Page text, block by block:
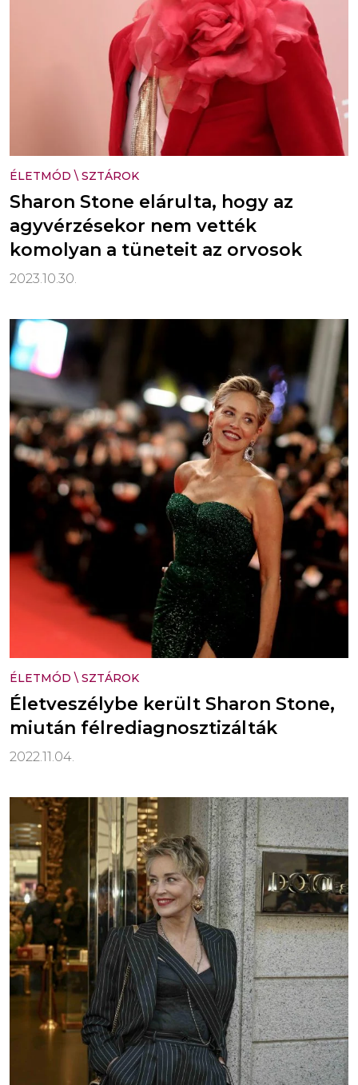
ÉLETMÓD \ SZTÁROK
Sharon Stone elárulta, hogy az
agyvérzésekor nem vették
komolyan a tüneteit az orvosok
2023.10.30.
ÉLETMÓD \ SZTÁROK
Életveszélybe került Sharon Stone,
miután félrediagnosztizálták
2022.11.04.